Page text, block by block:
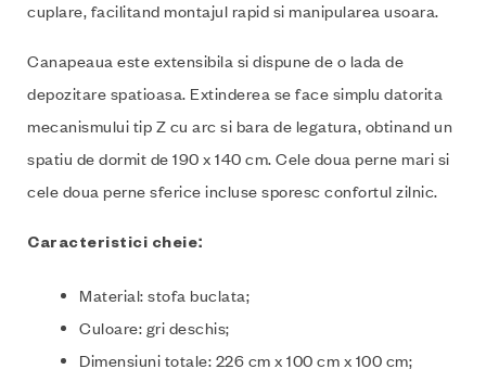
cuplare, facilitand montajul rapid si manipularea usoara.
Canapeaua este extensibila si dispune de o lada de
depozitare spatioasa. Extinderea se face simplu datorita
mecanismului tip Z cu arc si bara de legatura, obtinand un
spatiu de dormit de 190 x 140 cm. Cele doua perne mari si
cele doua perne sferice incluse sporesc confortul zilnic.
Caracteristici cheie:
Material: stofa buclata;
Culoare: gri deschis;
Dimensiuni totale: 226 cm x 100 cm x 100 cm;